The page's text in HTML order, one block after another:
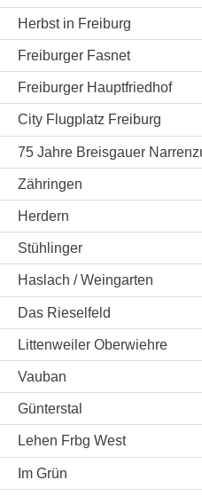
Herbst in Freiburg
Freiburger Fasnet
Freiburger Hauptfriedhof
City Flugplatz Freiburg
75 Jahre Breisgauer
Zähringen
Herdern
Stühlinger
Haslach / Weingarten
Das Rieselfeld
Littenweiler Oberwiehre
Vauban
Günterstal
Lehen Frbg West
Im Grün